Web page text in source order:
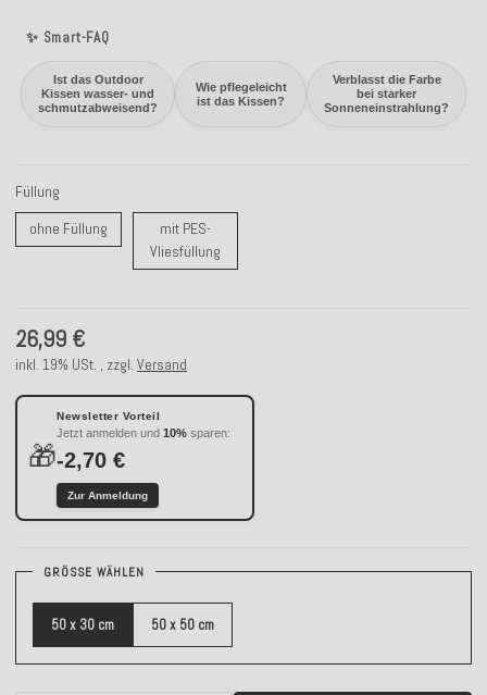
✨ Smart-FAQ
Ist das Outdoor
Kissen wasser- und
schmutzabweisend?
Wie pflegeleicht
ist das Kissen?
Verblasst die Farbe
bei starker
Sonneneinstrahlung?
Füllung
ohne Füllungohne Füllungmit PES-
Vliesfüllungmit PES-Vliesfüllung
26,99 €
inkl. 19% USt. , zzgl. Versand
🎁
Newsletter Vorteil
Jetzt anmelden und 10% sparen:
-2,70 €
Zur Anmeldung
GRÖSSE WÄHLEN
50 x 30 cm 50 x 50 cm